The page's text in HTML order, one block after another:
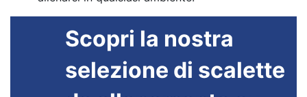
Scopri la nostra
selezione di scalette